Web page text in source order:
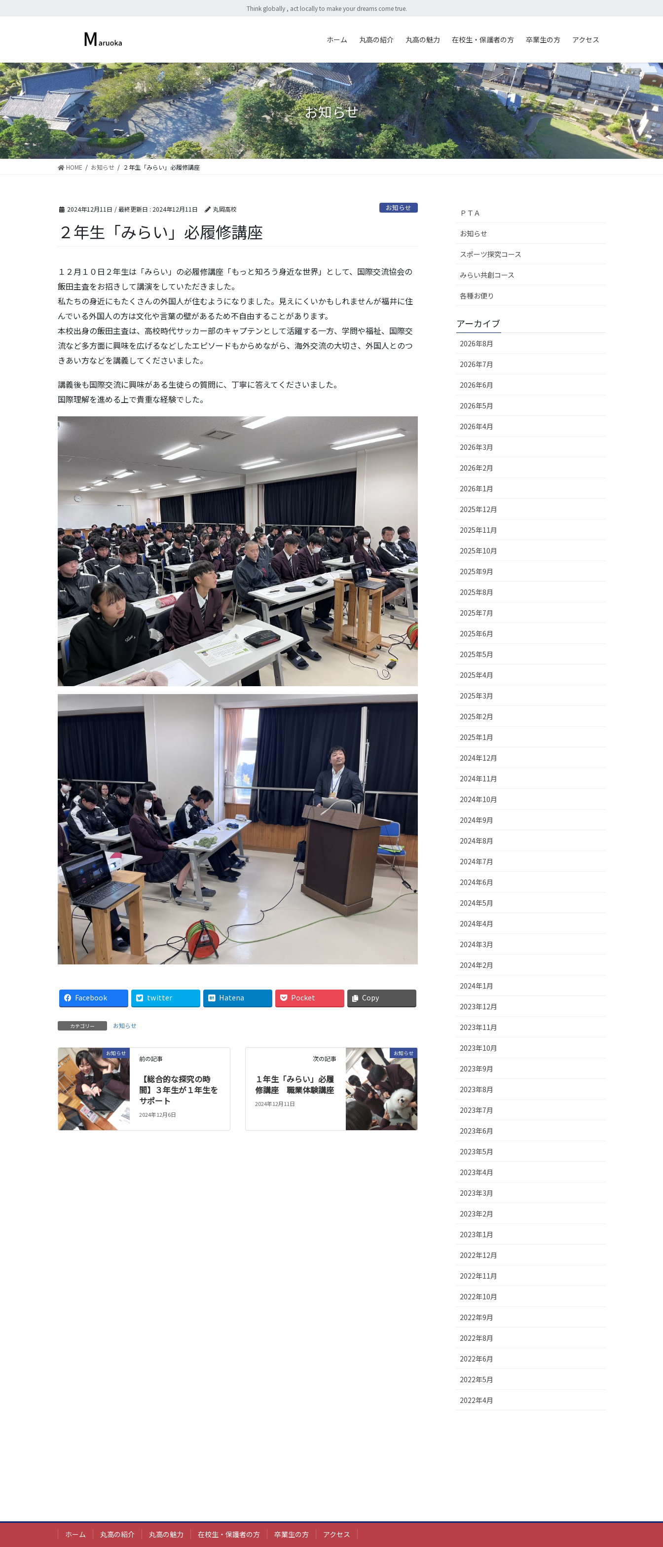
ン
に
移
動
ビ
ョ
ン
に
移
動
Think globally , act locally to make your dreams come true.
ホーム 丸高の紹介 丸高の魅力 在校生・保護者の方 卒業生の方 アクセス
お知らせ
HOME お知らせ ２年生「みらい」必履修講座
2024年12月11日 / 最終更新日 : 2024年12月11日 丸岡高校 お知らせ
２年生「みらい」必履修講座
１２月１０日２年生は「みらい」の必履修講座「もっと知ろう身近な世界」として、国際交流協会の
飯田主査をお招きして講演をしていただきました。
私たちの身近にもたくさんの外国人が住むようになりました。見えにくいかもしれませんが福井に住
んでいる外国人の方は文化や言葉の壁があるため不自由することがあります。
本校出身の飯田主査は、高校時代サッカー部のキャプテンとして活躍する一方、学問や福祉、国際交
流など多方面に興味を広げるなどしたエピソードもからめながら、海外交流の大切さ、外国人とのつ
きあい方などを講義してくださいました。
講義後も国際交流に興味がある生徒らの質問に、丁寧に答えてくださいました。
国際理解を進める上で貴重な経験でした。
Facebook twitter Hatena Pocket Copy
カテゴリー お知らせ
お知らせ
前の記事
【総合的な探究の時
間】３年生が１年生を
サポート
2024年12月6日
お知らせ
次の記事
１年生「みらい」必履
修講座 職業体験講座
2024年12月11日
ＰＴＡ
お知らせ
スポーツ探究コース
みらい共創コース
各種お便り
アーカイブ
2026年8月
2026年7月
2026年6月
2026年5月
2026年4月
2026年3月
2026年2月
2026年1月
2025年12月
2025年11月
2025年10月
2025年9月
2025年8月
2025年7月
2025年6月
2025年5月
2025年4月
2025年3月
2025年2月
2025年1月
2024年12月
2024年11月
2024年10月
2024年9月
2024年8月
2024年7月
2024年6月
2024年5月
2024年4月
2024年3月
2024年2月
2024年1月
2023年12月
2023年11月
2023年10月
2023年9月
2023年8月
2023年7月
2023年6月
2023年5月
2023年4月
2023年3月
2023年2月
2023年1月
2022年12月
2022年11月
2022年10月
2022年9月
2022年8月
2022年6月
2022年5月
2022年4月
ホーム 丸高の紹介 丸高の魅力 在校生・保護者の方 卒業生の方 アクセス